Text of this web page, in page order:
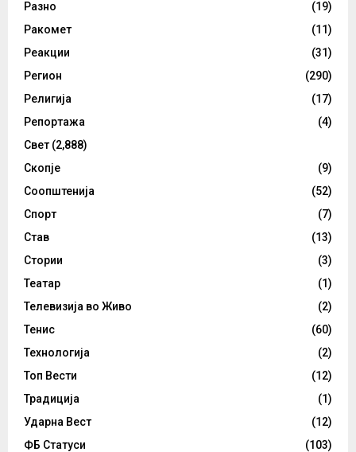
Разно
(19)
Ракомет
(11)
Реакции
(31)
Регион
(290)
Религија
(17)
Репортажа
(4)
Свет (2,888)
Скопје
(9)
Соопштенија
(52)
Спорт
(7)
Став
(13)
Стории
(3)
Театар
(1)
Телевизија во Живо
(2)
Тенис
(60)
Технологија
(2)
Топ Вести
(12)
Традиција
(1)
Ударна Вест
(12)
ФБ Статуси
(103)